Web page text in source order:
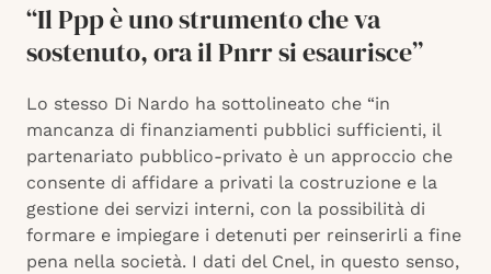
“Il Ppp è uno strumento che va
sostenuto, ora il Pnrr si esaurisce”
Lo stesso Di Nardo ha sottolineato che “in
mancanza di finanziamenti pubblici sufficienti, il
partenariato pubblico-privato è un approccio che
consente di affidare a privati la costruzione e la
gestione dei servizi interni, con la possibilità di
formare e impiegare i detenuti per reinserirli a fine
pena nella società. I dati del Cnel, in questo senso,